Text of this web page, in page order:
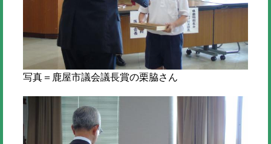
写真＝鹿屋市議会議長賞の栗脇さん